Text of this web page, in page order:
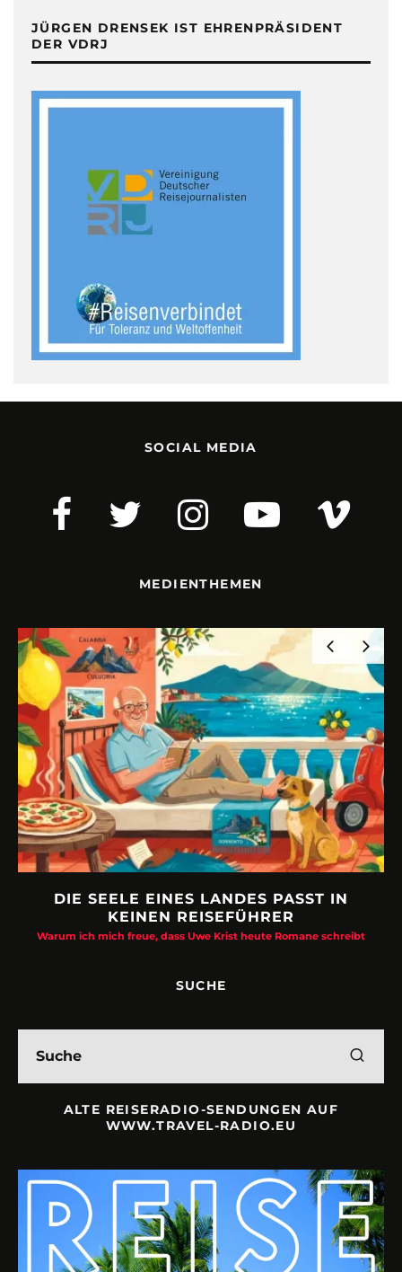
JÜRGEN DRENSEK IST EHRENPRÄSIDENT
DER VDRJ
SOCIAL MEDIA
MEDIENTHEMEN
DIE SEELE EINES LANDES PASST IN
KEINEN REISEFÜHRER
Warum ich mich freue, dass Uwe Krist heute Romane schreibt
SUCHE
ALTE REISERADIO-SENDUNGEN AUF
WWW.TRAVEL-RADIO.EU